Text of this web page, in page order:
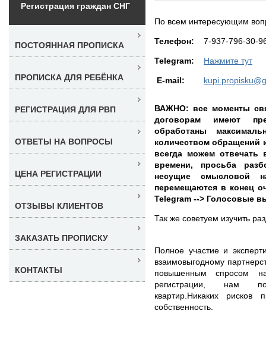
По всем интересующим
Teлефон: 7-937-796-30-
Telegram: Нажмите тут
E-mail:
ВАЖНО: все моменты
договорам имеют
обработаны
количеством обращений
всегда можем
времени, просьба
несущие смысловой
перемещаются в конец
Telegram --> Голосовые
Так же советуем изучить
Полное участие и
взаимовыгодному
повышенным спросом
регистрации, нам
квартир.Никаких рисков
собственность.
Регистрация граждан СНГ
ПОСТОЯННАЯ ПРОПИСКА
ПРОПИСКА ДЛЯ РЕБЁНКА
РЕГИСТРАЦИЯ ДЛЯ РВП
ОТВЕТЫ НА ВОПРОСЫ
ЦЕНА РЕГИСТРАЦИИ
ОТЗЫВЫ КЛИЕНТОВ
ЗАКАЗАТЬ ПРОПИСКУ
КОНТАКТЫ